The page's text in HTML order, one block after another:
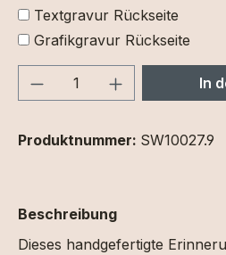
Textgravur Rückseite
Grafikgravur Rückseite
Produkt Anzahl: In
Produktnummer: SW10027.9
Beschreibung
Dieses handgefertigte